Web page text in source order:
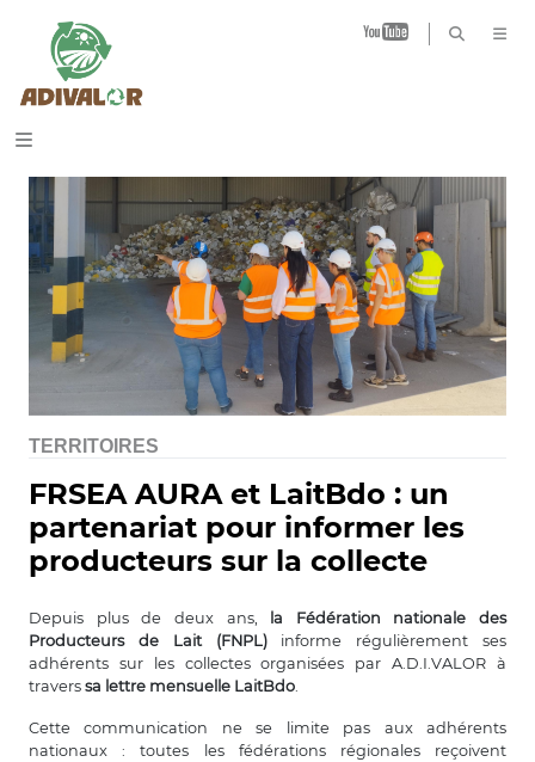
B
TERRITOIRES
FRSEA AURA et LaitBdo : un
partenariat pour informer les
producteurs sur la collecte
Depuis plus de deux ans, la Fédération nationale des
Producteurs de Lait (FNPL)informe régulièrement ses
adhérents sur les collectes organisées par A.D.I.VALOR à
travers sa lettre mensuelle LaitBdo
Cette communication ne se limite pas aux adhérents
nationaux : toutes les fédérations régionales reçoivent